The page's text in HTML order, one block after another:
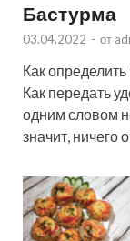
Бастурма
03.04.2022 - от
Как
Как передать
одним словом
значит, ничего